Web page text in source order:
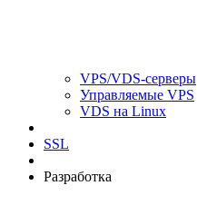
VPS/VDS-серверы
Управляемые VPS
VDS на Linux
SSL
Разработка